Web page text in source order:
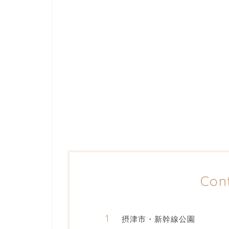
摂津市・新幹線公園